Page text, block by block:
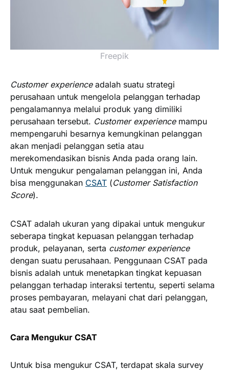
Freepik
Customer experienceadalah suatu strategi
perusahaan untuk mengelola pelanggan terhadap
pengalamannya melalui produk yang dimiliki
perusahaan tersebut. Customer experiencemampu
mempengaruhi besarnya kemungkinan pelanggan
akan menjadi pelanggan setia atau
merekomendasikan bisnis Anda pada orang lain.
Untuk mengukur pengalaman pelanggan ini, Anda
bisa menggunakan CSAT (Customer Satisfaction
Score).
CSAT adalah ukuran yang dipakai untuk mengukur
seberapa tingkat kepuasan pelanggan terhadap
produk, pelayanan, serta customer experience
dengan suatu perusahaan. Penggunaan CSAT pada
bisnis adalah untuk menetapkan tingkat kepuasan
pelanggan terhadap interaksi tertentu, seperti selama
proses pembayaran, melayani chat dari pelanggan,
atau saat pembelian.
Cara Mengukur CSAT
Untuk bisa mengukur CSAT, terdapat skala survey